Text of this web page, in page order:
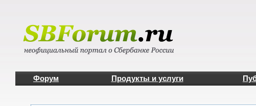
Форум Продукты и услуги